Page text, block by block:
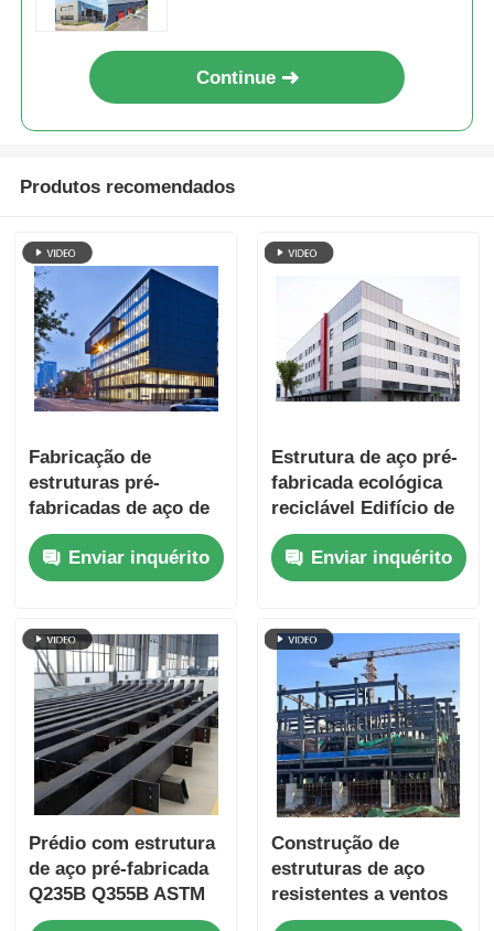
Continue
Produtos recomendados
Fabricação de
estruturas pré-
fabricadas de aço de
grande comprimento
Enviar inquérito
Estrutura de aço pré-
fabricada ecológica
reciclável Edifício de
complexo comercial
Enviar inquérito
Prédio com estrutura
de aço pré-fabricada
Q235B Q355B ASTM
A36 para armazém,
Construção de
estruturas de aço
resistentes a ventos
fortes Construção de